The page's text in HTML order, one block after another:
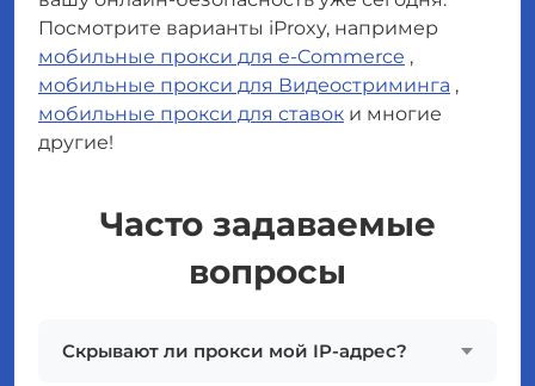
Посмотрите варианты iProxy, например
мобильные прокси для e-Commerce ,
мобильные прокси для Видеостриминга ,
мобильные прокси для ставок и многие
другие!
Часто задаваемые
вопросы
Скрывают ли прокси мой IP-адрес?